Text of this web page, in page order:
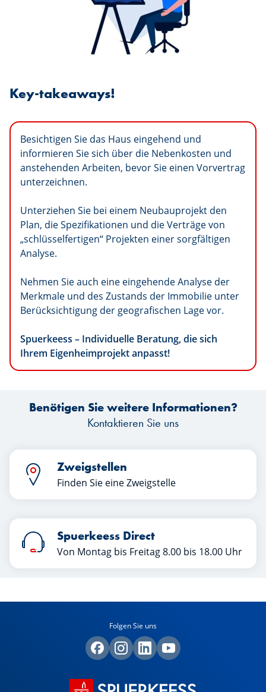
Key-takeaways!
Besichtigen Sie das Haus eingehend und
informieren Sie sich über die Nebenkosten und
anstehenden Arbeiten, bevor Sie einen Vorvertrag
unterzeichnen.
Unterziehen Sie bei einem Neubauprojekt den
Plan, die Spezifikationen und die Verträge von
„schlüsselfertigen“ Projekten einer sorgfältigen
Analyse.
Nehmen Sie auch eine eingehende Analyse der
Merkmale und des Zustands der Immobilie unter
Berücksichtigung der geografischen Lage vor.
Spuerkeess – Individuelle Beratung, die sich
Ihrem Eigenheimprojekt anpasst!
Benötigen Sie weitere Informationen?
Kontaktieren Sie uns
Zweigstellen
Finden Sie eine Zweigstelle
Spuerkeess Direct
Von Montag bis Freitag 8.00 bis 18.00 Uhr
Folgen Sie uns